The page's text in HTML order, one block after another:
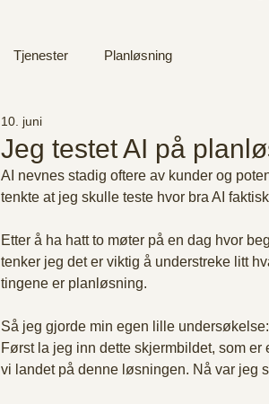
Tjenester Planløsning
Jeg testet AI på
10. juni
AI nevnes stadig oftere av kunder og
tenkte at jeg skulle teste hvor bra AI
Etter å ha hatt to møter på en dag hvor
tenker jeg det er viktig å understreke litt
tingene er planløsning.
Så jeg gjorde min egen lille undersøkelse:
Først la jeg inn dette skjermbildet, som
vi landet på denne løsningen. Nå var jeg